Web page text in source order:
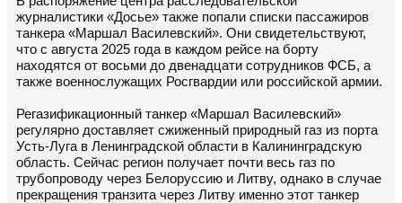
журналистики «Досье» также попали списки пассажиров
танкера «Маршал Василевский». Они свидетельствуют,
что с августа 2025 года в каждом рейсе на борту
находятся от восьми до двенадцати сотрудников ФСБ, а
также военнослужащих Росгвардии или российской армии.
Регазификационный танкер «Маршал Василевский»
регулярно доставляет сжиженный природный газ из порта
Усть-Луга в Ленинградской области в Калининградскую
область. Сейчас регион получает почти весь газ по
трубопроводу через Белоруссию и Литву, однако в случае
прекращения транзита через Литву именно этот танкер